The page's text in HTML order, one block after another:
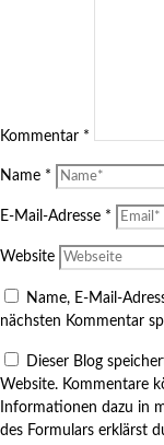
Kommentar *
Name *
E-Mail-Adresse *
Website
Name, E-Mail-
nächsten Kommentar
Dieser Blog
Website. Kommentare
Informationen dazu in
des Formulars erklärst